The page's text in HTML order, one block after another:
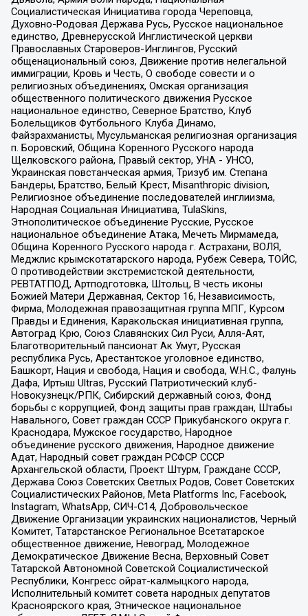
Социалистическая Инициатива города Череповца,
Духовно-Родовая Держава Русь, Русское национальное
единство, Древнерусской Инглистической церкви
Православных Староверов-Инглингов, Русский
общенациональный союз, Движение против нелегальной
иммиграции, Кровь и Честь, О свободе совести и о
религиозных объединениях, Омская организация
общественного политического движения Русское
национальное единство, Северное Братство, Клуб
Болельщиков Футбольного Клуба Динамо,
Файзрахманисты, Мусульманская религиозная организация
п. Боровский, Община Коренного Русского народа
Щелковского района, Правый сектор, УНА - УНСО,
Украинская повстанческая армия, Тризуб им. Степана
Бандеры, Братство, Белый Крест, Misanthropic division,
Религиозное объединение последователей инглиизма,
Народная Социальная Инициатива, TulaSkins,
Этнополитическое объединение Русские, Русское
национальное объединение Атака, Мечеть Мирмамеда,
Община Коренного Русского народа г. Астрахани, ВОЛЯ,
Меджлис крымскотатарского народа, Рубеж Севера, ТОЙС,
О противодействии экстремистской деятельности,
РЕВТАТПОД, Артподготовка, Штольц, В честь иконы
Божией Матери Державная, Сектор 16, Независимость,
Фирма, Молодежная правозащитная группа МПГ, Курсом
Правды и Единения, Каракольская инициативная группа,
Автоград Крю, Союз Славянских Сил Руси, Алля-Аят,
Благотворительный пансионат Ак Умут, Русская
республика Русь, Арестантское уголовное единство,
Башкорт, Нация и свобода, Нация и свобода, W.H.С., Фалунь
Дафа, Иртыш Ultras, Русский Патриотический клуб-
Новокузнецк/РПК, Сибирский державный союз, Фонд
борьбы с коррупцией, Фонд защиты прав граждан, Штабы
Навального, Совет граждан СССР Прикубанского округа г.
Краснодара, Мужское государство, Народное
объединение русского движения, Народное движение
Адат, Народный совет граждан РСФСР СССР
Архангельской области, Проект Штурм, Граждане СССР,
Держава Союз Советских Светлых Родов, Совет Советских
Социалистических Районов, Meta Platforms Inc, Facebook,
Instagram, WhatsApp, СИЧ-С14, Добровольческое
Движение Организации украинских националистов, Черный
Комитет, Татарстанское Региональное Всетатарское
общественное движение, Невоград, Молодежное
Демократическое Движение Весна, Верховный Совет
Татарской Автономной Советской Социалистической
Республики, Конгресс ойрат-калмыцкого народа,
Исполнительный комитет совета народных депутатов
Красноярского края, Этническое национальное